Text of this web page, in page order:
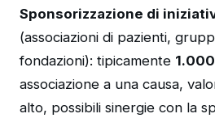
Sponsorizzazione di
(associazioni di pazienti,
fondazioni): tipicamente
associazione a una causa,
alto, possibili sinergie con la